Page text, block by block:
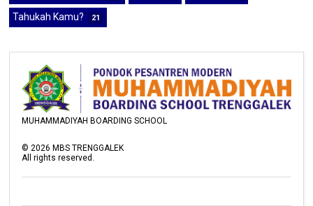
Tahukah Kamu? 21
MUHAMMADIYAH BOARDING SCHOOL
©2026 MBS TRENGGALEK
All rights reserved.